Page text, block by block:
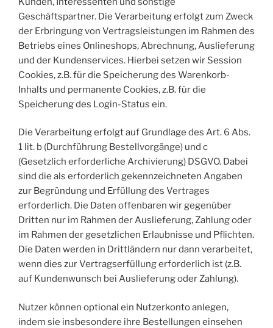
Geschäftspartner. Die Verarbeitung erfolgt zum Zweck
der Erbringung von Vertragsleistungen im Rahmen des
Betriebs eines Onlineshops, Abrechnung, Auslieferung
und der Kundenservices. Hierbei setzen wir Session
Cookies, z.B. für die Speicherung des Warenkorb-
Inhalts und permanente Cookies, z.B. für die
Speicherung des Login-Status ein.
Die Verarbeitung erfolgt auf Grundlage des Art. 6 Abs.
1 lit. b (Durchführung Bestellvorgänge) und c
(Gesetzlich erforderliche Archivierung) DSGVO. Dabei
sind die als erforderlich gekennzeichneten Angaben
zur Begründung und Erfüllung des Vertrages
erforderlich. Die Daten offenbaren wir gegenüber
Dritten nur im Rahmen der Auslieferung, Zahlung oder
im Rahmen der gesetzlichen Erlaubnisse und Pflichten.
Die Daten werden in Drittländern nur dann verarbeitet,
wenn dies zur Vertragserfüllung erforderlich ist (z.B.
auf Kundenwunsch bei Auslieferung oder Zahlung).
Nutzer können optional ein Nutzerkonto anlegen,
indem sie insbesondere ihre Bestellungen einsehen